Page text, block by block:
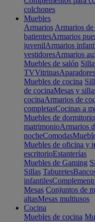
colchones
Muebles
Armarios Armarios
batientesArmarios
juvenilArmarios
vestidoresArmarios
Muebles de salón
TVVitrinasAparadores
Muebles de cocina
de cocinaMesas y
cocinaArmarios de
completasCocinas a
Muebles de dormitorio
matrimonioArmarios
nocheComodas
Muebles de oficina y
escritorioEstanterías
Muebles de Gaming
Sillas Taburetes
infantiles
Mesas Conjuntos de
altasMesas multiusos
Cocina
Muebles de cocina